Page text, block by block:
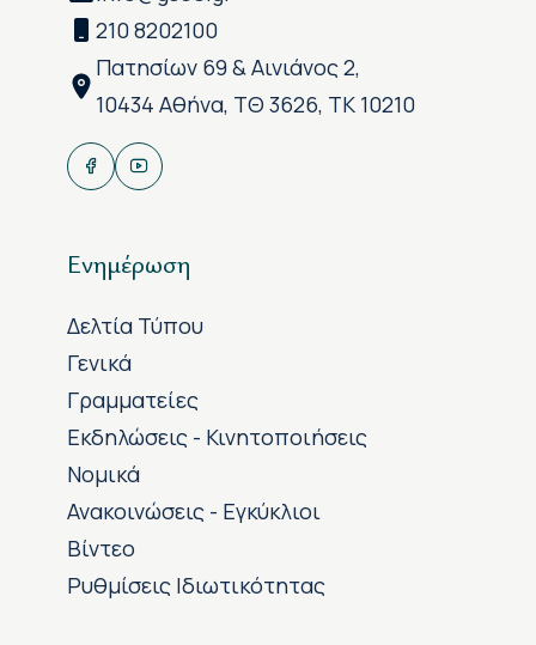
210 8202100
Πατησίων 69 & Αινιάνος 2,
10434 Αθήνα, ΤΘ 3626, ΤΚ 10210
Ενημέρωση
Δελτία Τύπου
Γενικά
Γραμματείες
Εκδηλώσεις - Κινητοποιήσεις
Νομικά
Ανακοινώσεις - Εγκύκλιοι
Βίντεο
Ρυθμίσεις Ιδιωτικότητας